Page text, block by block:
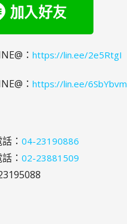
： https://lin.ee/2e5RtgI
： https://lin.ee/6SbYbvm
： 04-23190886
： 02-23881509